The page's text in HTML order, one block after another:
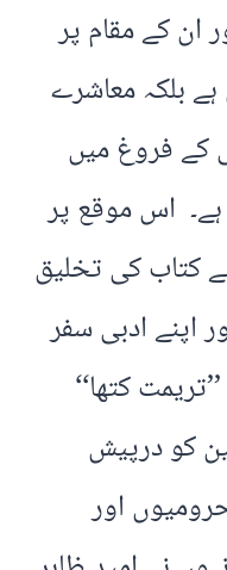
کے مقام پر
بلکہ معاشرے
کے فروغ میں
ہے۔ اس موقع پر
کتاب کی تخلیق
اپنے ادبی سفر
کتھا‘‘
کو درپیش
اور